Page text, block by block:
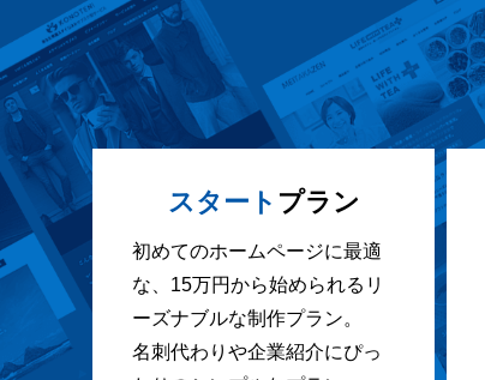
スタート プラン
初めてのホームページに最適
な、15万円から始められるリ
ーズナブルな制作プラン。
名刺代わりや企業紹介にぴっ